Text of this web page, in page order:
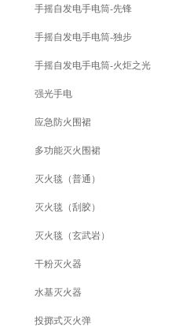
手摇自发电手电筒-先锋
手摇自发电手电筒-独步
手摇自发电手电筒-火炬之光
强光手电
应急防火围裙
多功能灭火围裙
灭火毯（普通）
灭火毯（刮胶）
灭火毯（玄武岩）
干粉灭火器
水基灭火器
投掷式灭火弹